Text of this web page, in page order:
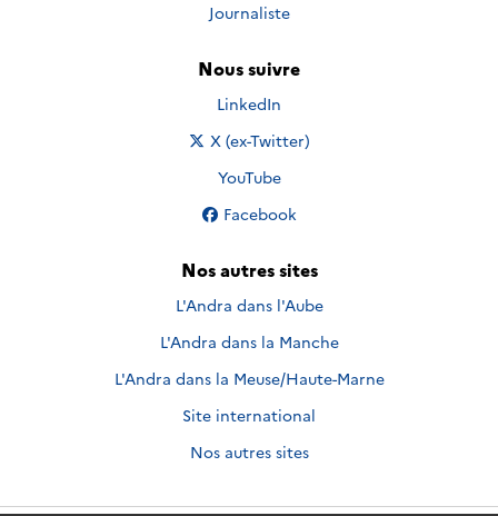
Journaliste
Nous suivre
Nous suivre sur
LinkedIn
Nous suivre sur
X (ex-Twitter)
Nous suivre sur
YouTube
Nous suivre sur
Facebook
Nos autres sites
L'Andra dans l'Aube
L'Andra dans la Manche
L'Andra dans la Meuse/Haute-Marne
Site international
Nos autres sites